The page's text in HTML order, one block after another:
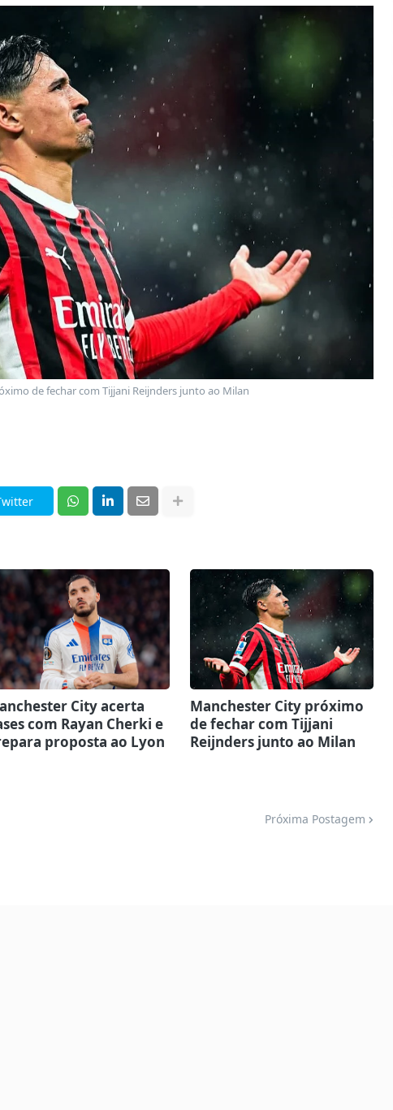
de fechar com Tijjani Reijnders junto ao Milan
City acerta
com Rayan Cherki e
proposta ao Lyon
Manchester City próximo
de fechar com Tijjani
Reijnders junto ao Milan
Próxima Postagem